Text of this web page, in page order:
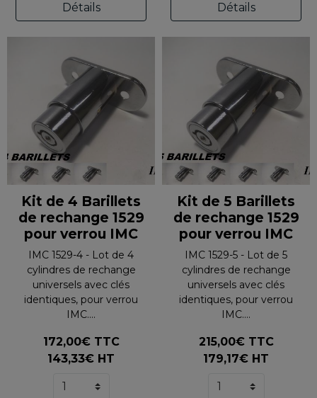
Détails Détails
Kit de 4 Barillets
de rechange 1529
pour verrou IMC
IMC 1529-4 - Lot de 4
cylindres de rechange
universels avec clés
identiques, pour verrou
IMC....
172,00€ TTC
143,33€ HT
Kit de 5 Barillets
de rechange 1529
pour verrou IMC
IMC 1529-5 - Lot de 5
cylindres de rechange
universels avec clés
identiques, pour verrou
IMC....
215,00€ TTC
179,17€ HT